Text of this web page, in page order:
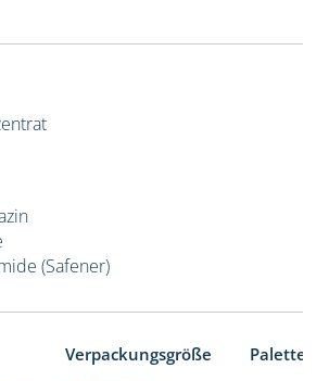
(Safener)
Verpackungsgröße